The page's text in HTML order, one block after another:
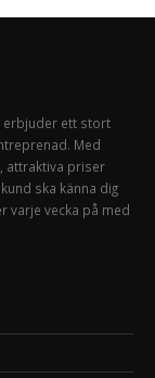
erbjuder ett stort
Med
attraktiva priser
ska känna dig
varje vecka på med